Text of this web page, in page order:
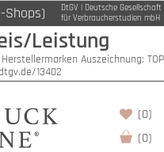
Shops)
DtGV | Deutsche Gesellschaft
für Verbraucherstudien mbH
Leistung
Auszeichnung: TOP
13402
(0)
(0)